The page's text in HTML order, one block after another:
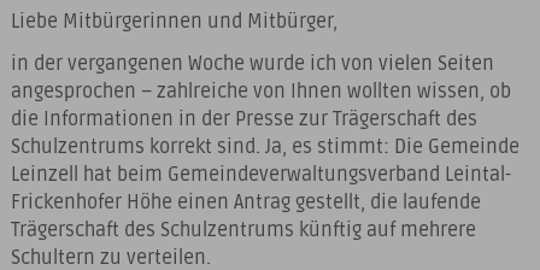
Liebe Mitbürgerinnen und Mitbürger,
in der vergangenen Woche wurde ich von vielen Seiten
angesprochen – zahlreiche von Ihnen wollten wissen, ob
die Informationen in der Presse zur Trägerschaft des
Schulzentrums korrekt sind. Ja, es stimmt: Die Gemeinde
Leinzell hat beim Gemeindeverwaltungsverband Leintal-
Frickenhofer Höhe einen Antrag gestellt, die laufende
Trägerschaft des Schulzentrums künftig auf mehrere
Schultern zu verteilen.